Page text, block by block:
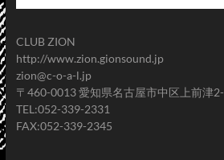
CLUB ZION
http://www.zion.gionsound.jp
zion@c-o-a-l.jp
〒460-0013 愛知県名古屋市中区上前津
TEL:052-339-2331
FAX:052-339-2345